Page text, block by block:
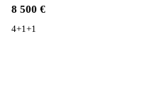
8 500 €
4+1+1